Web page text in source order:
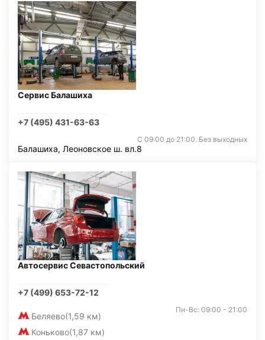
Сервис Балашиха
+7 (495) 431-63-63
С 09:00 до 21:00. Без выходных
Балашиха, Леоновское ш. вл.8
Автосервис Севастопольский
+7 (499) 653-72-12
Беляево(1,59 км)
Коньково(1,87 км)
Пн-Вс: 09:00 - 21:00